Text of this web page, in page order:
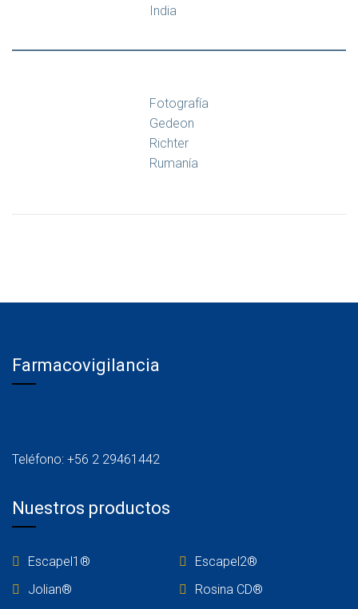
India
Fotografía
Gedeon
Richter
Rumanía
Farmacovigilancia
Teléfono: +56 2 29461442
Nuestros productos
Escapel1®
Escapel2®
Jolian®
Rosina CD®